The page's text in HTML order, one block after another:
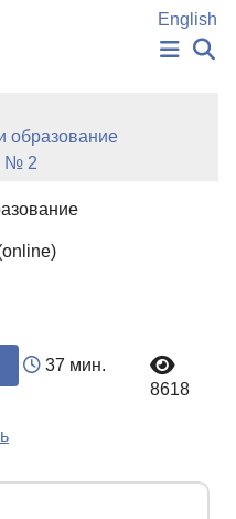
English
СЛОВА
образование
№ 2
37 мин.
8618